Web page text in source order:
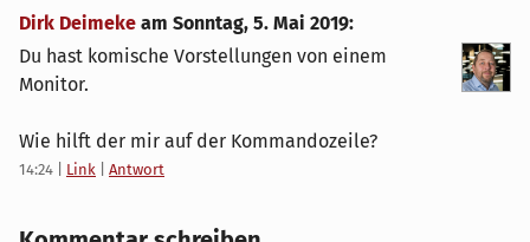
Dirk Deimeke am Sonntag, 5. Mai 2019:
Du hast komische Vorstellungen von einem
Monitor.
Wie hilft der mir auf der Kommandozeile?
14:24 Link Antwort